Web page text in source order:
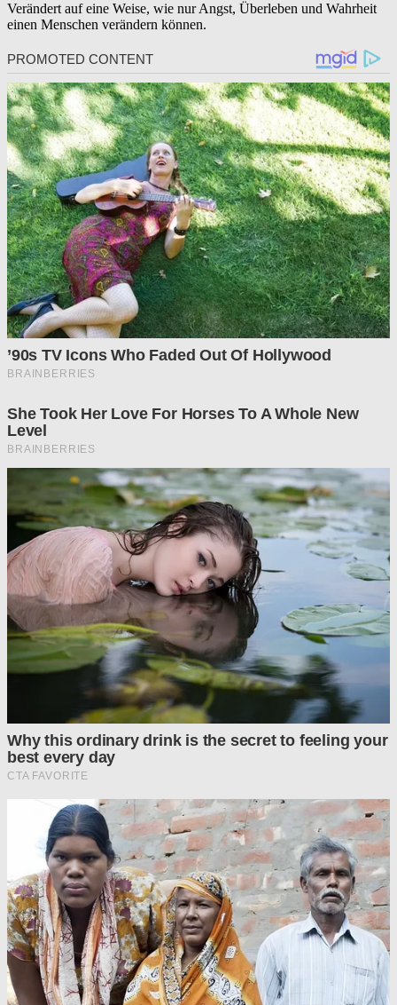
Verändert auf eine Weise, wie nur Angst, Überleben und Wahrheit
einen Menschen verändern können.